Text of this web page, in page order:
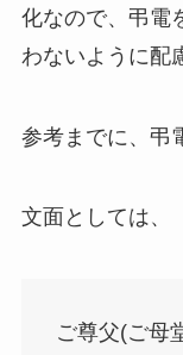
化なので、弔電
わないように配
参考までに、弔
文面としては、
ご尊父(ご母